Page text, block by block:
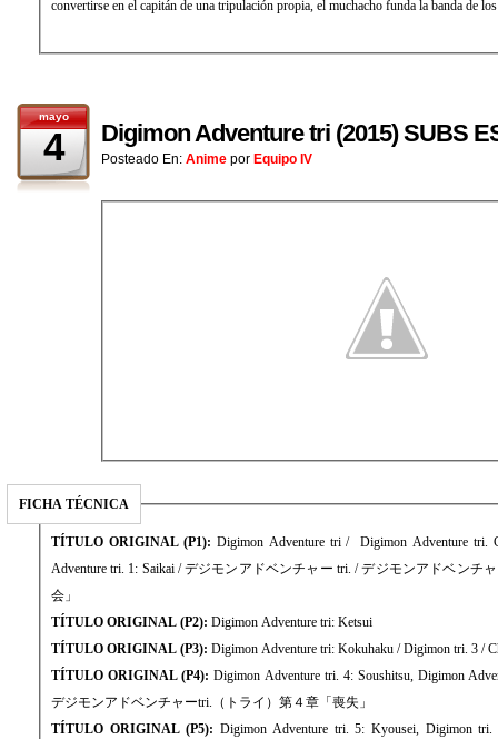
convertirse en el capitán de una tripulación propia, el muchacho funda la banda de
mayo
4 Digimon Adventure tri (2015) SUBS
Posteado En: Anime por Equipo IV
FICHA TÉCNICA
TÍTULO ORIGINAL (P1): Digimon Adventure tri / Digimon Adventure tri.
Adventure tri. 1: Saikai / デジモンアドベンチャー tri. / デジモンアドベンチ
会」
TÍTULO ORIGINAL (P2): Digimon Adventure tri: Ketsui
TÍTULO ORIGINAL (P3): Digimon Adventure tri: Kokuhaku / Digimon tri. 3 /
TÍTULO ORIGINAL (P4): Digimon Adventure tri. 4: Soushitsu, Digimon
デジモンアドベンチャーtri.（トライ）第４章「喪失」
TÍTULO ORIGINAL (P5): Digimon Adventure tri. 5: Kyousei, Digimon